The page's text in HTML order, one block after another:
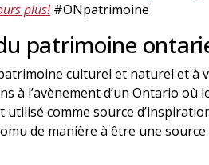
plus!#ONpatrimoine
patrimoine
culturel et naturel et à
à l’avènement d’un Ontario
comme source
de manière à être une